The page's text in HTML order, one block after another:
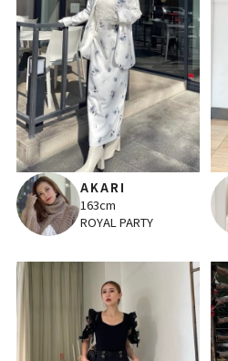
AKARI
163cm
ROYAL PARTY